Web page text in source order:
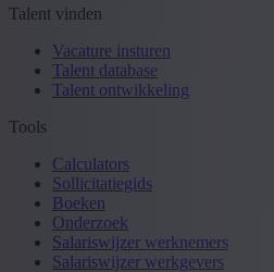
Talent vinden
Vacature insturen
Talent database
Talent ontwikkeling
Tools
Calculators
Sollicitatiegids
Boeken
Onderzoek
Salariswijzer werknemers
Salariswijzer werkgevers